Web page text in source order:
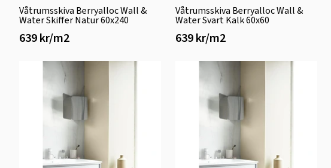
Våtrumsskiva Berryalloc Wall &
Water Skiffer Natur 60x240
639 kr/m2
Våtrumsskiva Berryalloc Wall &
Water Svart Kalk 60x60
639 kr/m2